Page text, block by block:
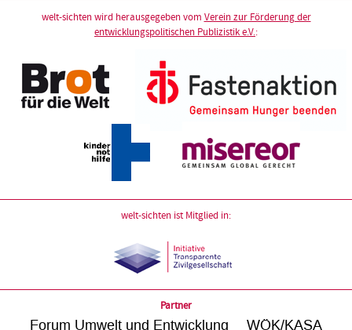
welt-sichten wird herausgegeben vom Verein zur Förderung der
entwicklungspolitischen Publizistik e.V.:
welt-sichten ist Mitglied in:
Partner
Forum Umwelt und Entwicklung WÖK/KASA